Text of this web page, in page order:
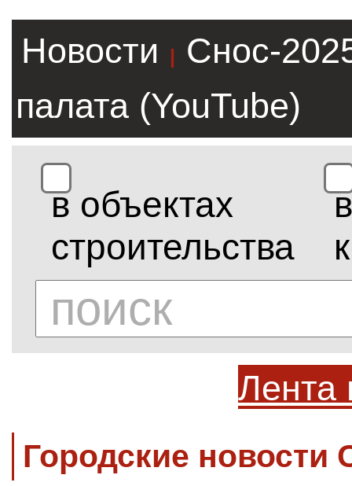
Новости |
Снос-
палата (YouTube)
в объектах
строительства
в
Лента
Городские новости